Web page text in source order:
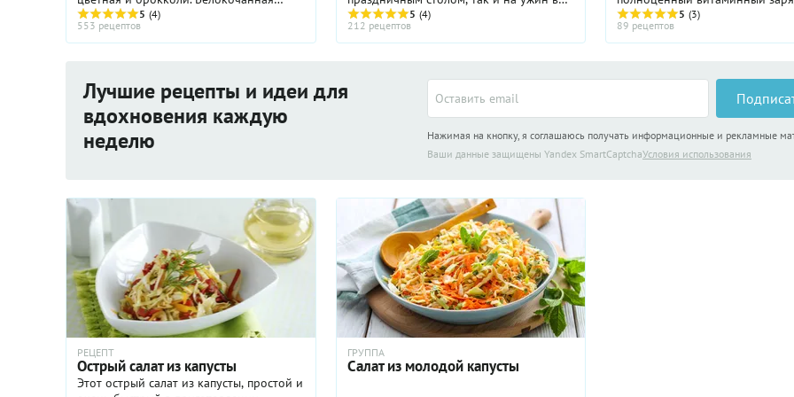
капуста есть в продаже круглый год, но
вид и вкус ее заметно меняется.
Молодая капуста – ...
5 (4)
553 рецептов
будний день. Рецепты салатов с
креветками столь многообразны, что
всегда есть возможность ...
5 (4)
212 рецептов
Витамины С, А, В1 и В2, Р, К,
никотиновая кислота, а так же
клетчатка и микроэлементы –
5 (3)
89 рецептов
Лучшие рецепты и идеи для
вдохновения каждую
неделю
Нажимая на кнопку, я соглашаюсь получать информационные и рекламные
Ваши данные защищены Yandex SmartCaptchaУсловия использования
РЕЦЕПТ
Острый салат из капусты
Этот острый салат из капусты, простой и
ГРУППА
Салат из молодой капусты